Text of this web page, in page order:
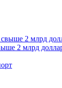
2 млрд